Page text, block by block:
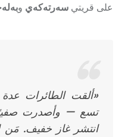
على قريتي سەرتەكەي و
«ألقت الطائرات
تسع — وأصدرت صفيرًا
انتشر غاز خفيف.